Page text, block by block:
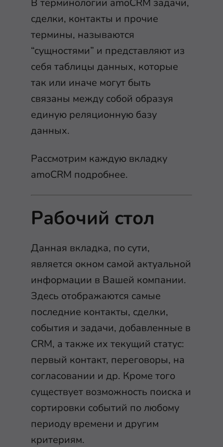
В терминологии amoCRM задачи,
сделки, контакты и прочие
термины, называются
“сущностями” и представляют из
себя таблицы данных, которые
так или иначе могут быть
связаны между собой образуя
единую реляционную базу
данных.
Рассмотрим каждую вкладку
amoCRM подробнее.
Рабочий стол
Данная вкладка, по сути,
является окном самой актуальной
информации в Вашей компании.
Здесь отображаются самые
последние контакты, сделки,
события и задачи, добавленные в
CRM, а также их текущий статус:
первый контакт, переговоры, на
согласовании и др. Кроме того
существует возможность поиска и
сортировки событий по любому
периоду времени и другим
критериям.